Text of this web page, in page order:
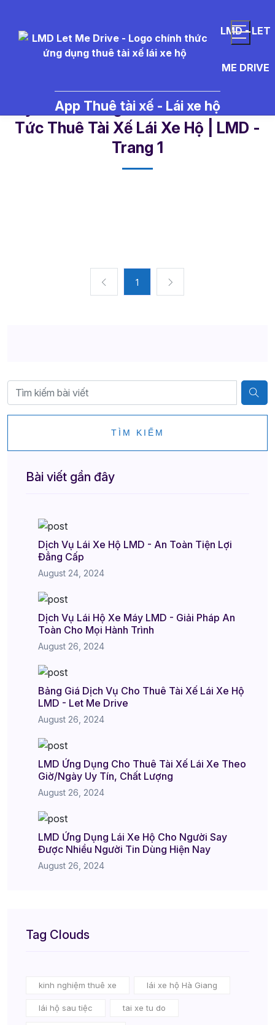
LMD - LET
ME DRIVE
App Thuê tài xế - Lái xe hộ
tuyen%20dung%20tai%20xe - Tin
Tức Thuê Tài Xế Lái Xe Hộ | LMD -
Trang 1​
1
TÌM KIẾM
Bài viết gần đây
Dịch Vụ Lái Xe Hộ LMD - An Toàn Tiện Lợi
Đẳng Cấp
August 24, 2024
Dịch Vụ Lái Hộ Xe Máy LMD - Giải Pháp An
Toàn Cho Mọi Hành Trình
August 26, 2024
Bảng Giá Dịch Vụ Cho Thuê Tài Xế Lái Xe Hộ
LMD - Let Me Drive
August 26, 2024
LMD Ứng Dụng Cho Thuê Tài Xế Lái Xe Theo
Giờ/Ngày Uy Tín, Chất Lượng
August 26, 2024
LMD Ứng Dụng Lái Xe Hộ Cho Người Say
Được Nhiều Người Tin Dùng Hiện Nay
August 26, 2024
Tag Clouds
kinh nghiệm thuê xe lái xe hộ Hà Giang
lái hộ sau tiệc tai xe tu do